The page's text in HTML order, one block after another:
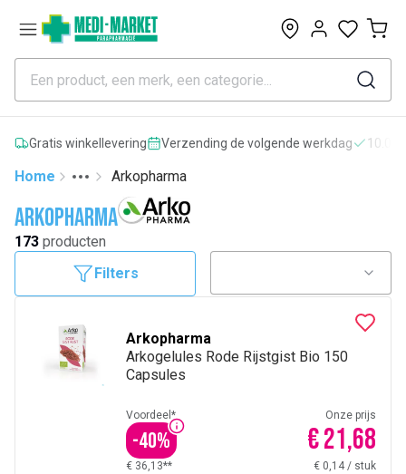
0
Gratis winkellevering Verzending de volgende werkdag
Home
More
Toggle menu
Arkopharma
Arkopharma
173 producten
Filters
Arkopharma
Arkogelules Rode Rijstgist Bio 150
Capsules
Voordeel*
-40%
Onze prijs
€ 21,68
€ 36,13** € 0,14 / stuk